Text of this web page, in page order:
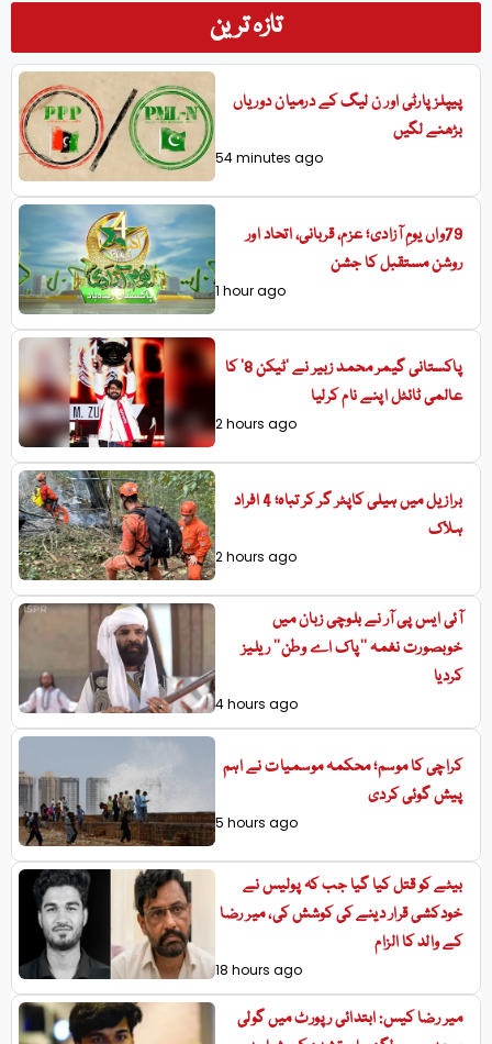
تازہ ترین
پیپلزپارٹی اور ن لیگ کے درمیان دوریاں
بڑھنے لگیں
54 minutes ago
79واں یومِ آزادی؛ عزم، قربانی، اتحاد اور
روشن مستقبل کا جشن
1 hour ago
پاکستانی گیمر محمد زبیر نے ’ٹیکن 8‘ کا
عالمی ٹائٹل اپنے نام کرلیا
2 hours ago
برازیل میں ہیلی کاپٹر گر کر تباہ؛ 4 افراد
ہلاک
2 hours ago
آئی ایس پی آر نے بلوچی زبان میں
خوبصورت نغمہ ’’پاک اے وطن‘‘ ریلیز
کردیا
4 hours ago
کراچی کا موسم؛ محکمہ موسمیات نے اہم
پیش گوئی کردی
5 hours ago
بیٹے کو قتل کیا گیا جب کہ پولیس نے
خودکشی قرار دینے کی کوشش کی، میر رضا
کے والد کا الزام
18 hours ago
میر رضا کیس: ابتدائی رپورٹ میں گولی